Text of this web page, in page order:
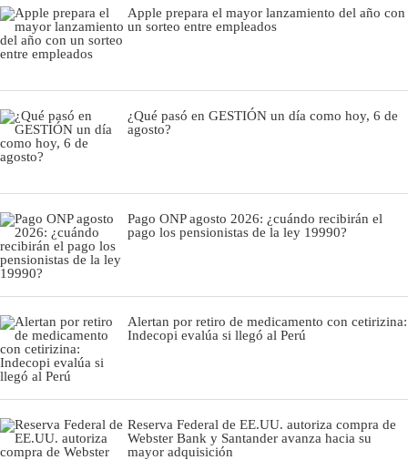
Apple prepara el mayor lanzamiento del año con
un sorteo entre empleados
¿Qué pasó en GESTIÓN un día como hoy, 6 de
agosto?
Pago ONP agosto 2026: ¿cuándo recibirán el
pago los pensionistas de la ley 19990?
Alertan por retiro de medicamento con cetirizina:
Indecopi evalúa si llegó al Perú
Reserva Federal de EE.UU. autoriza compra de
Webster Bank y Santander avanza hacia su
mayor adquisición